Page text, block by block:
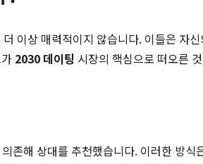
이상 매력적이지 않습니다. 이들은 자
2030 데이팅 시장의 핵심으로 떠오른
해 상대를 추천했습니다. 이러한 방